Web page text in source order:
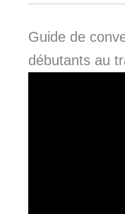
Guide de
débutants au